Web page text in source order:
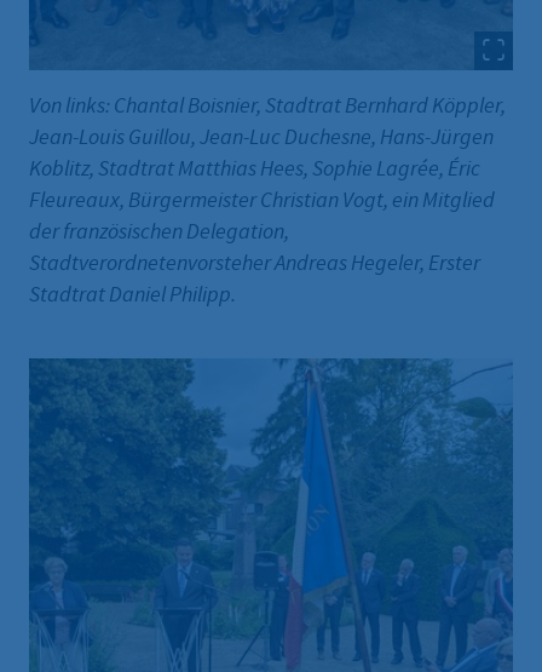
Von links: Chantal Boisnier, Stadtrat Bernhard Köppler,
Jean-Louis Guillou, Jean-Luc Duchesne, Hans-Jürgen
Koblitz, Stadtrat Matthias Hees, Sophie Lagrée, Éric
Fleureaux, Bürgermeister Christian Vogt, ein Mitglied
der französischen Delegation,
Stadtverordnetenvorsteher Andreas Hegeler, Erster
Stadtrat Daniel Philipp.